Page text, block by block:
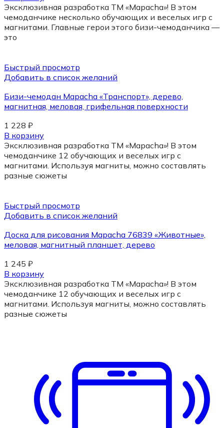
Эксклюзивная разработка ТМ «Mapacha»! В этом
чемоданчике несколько обучающих и веселых игр с
магнитами. Главные герои этого бизи-чемоданчика —
это
Быстрый просмотр
Добавить в список желаний
Бизи-чемодан Mapacha «Транспорт», дерево,
магнитная, меловая, грифельная поверхности
1 228 ₽
В корзину
Эксклюзивная разработка ТМ «Mapacha»! В этом
чемоданчике 12 обучающих и веселых игр с
магнитами. Используя магниты, можно составлять
разные сюжеты
Быстрый просмотр
Добавить в список желаний
Доска для рисования Mapacha 76839 «Животные»,
меловая, магнитный планшет, дерево
1 245 ₽
В корзину
Эксклюзивная разработка ТМ «Mapacha»! В этом
чемоданчике 12 обучающих и веселых игр с
магнитами. Используя магниты, можно составлять
разные сюжеты